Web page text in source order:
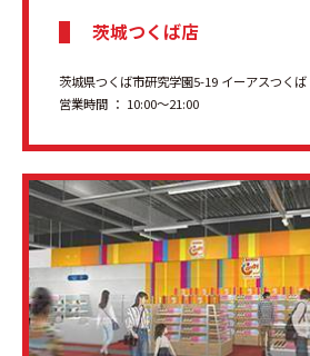
茨城つくば店
茨城県つくば市研究学園5-19 イーアスつくば
営業時間 ： 10:00～21:00